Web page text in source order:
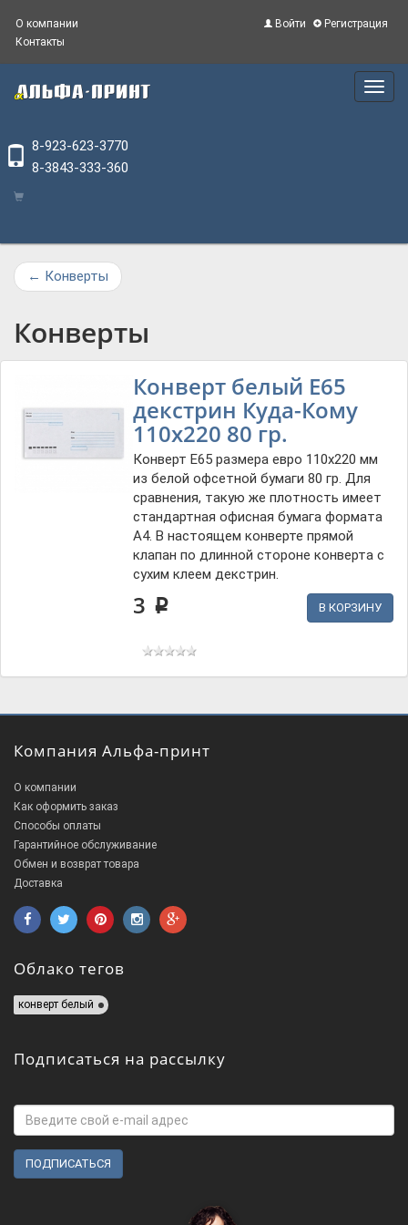
Войти Регистрация
О компании
Контакты
Main
Menu
8-923-623-3770
8-3843-333-360
← Конверты
Конверты
Конверт белый E65
декстрин Куда-Кому
110x220 80 гр.
Конверт Е65 размера евро 110x220 мм
из белой офсетной бумаги 80 гр. Для
сравнения, такую же плотность имеет
стандартная офисная бумага формата
А4. В настоящем конверте прямой
клапан по длинной стороне конверта с
сухим клеем декстрин.
3 p В КОРЗИНУ
Компания Альфа-принт
О компании
Как оформить заказ
Способы оплаты
Гарантийное обслуживание
Обмен и возврат товара
Доставка
Облако тегов
конверт белый
Подписаться на рассылку